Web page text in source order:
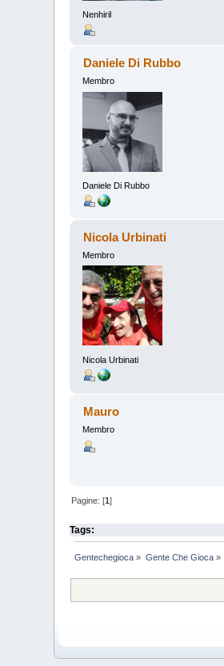
Nenhiril
Daniele Di Rubbo
Membro
Daniele Di Rubbo
Nicola Urbinati
Membro
Nicola Urbinati
Mauro
Membro
Pagine: [1]
Tags:
Gentechegioca » Gente Che Gioca»